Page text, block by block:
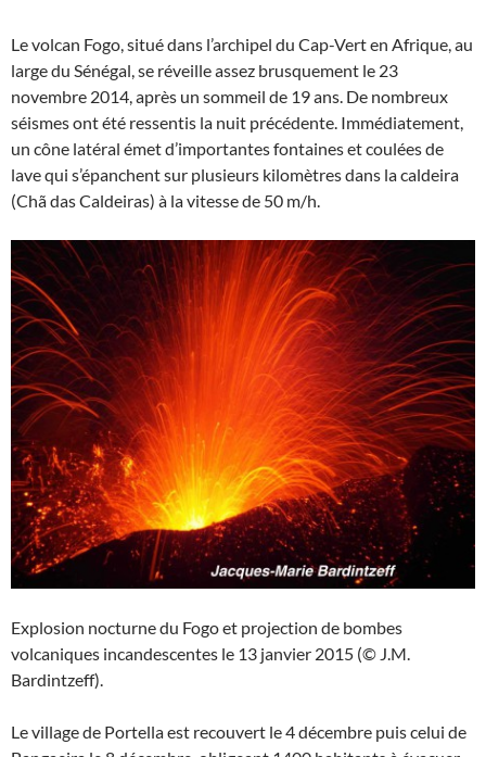
Le volcan Fogo, situé dans l’archipel du Cap-Vert en Afrique, au
large du Sénégal, se réveille assez brusquement le 23
novembre 2014, après un sommeil de 19 ans. De nombreux
séismes ont été ressentis la nuit précédente. Immédiatement,
un cône latéral émet d’importantes fontaines et coulées de
lave qui s’épanchent sur plusieurs kilomètres dans la caldeira
(Chã das Caldeiras) à la vitesse de 50 m/h.
Explosion nocturne du Fogo et projection de bombes
volcaniques incandescentes le 13 janvier 2015 (© J.M.
Bardintzeff).
Le village de Portella est recouvert le 4 décembre puis celui de